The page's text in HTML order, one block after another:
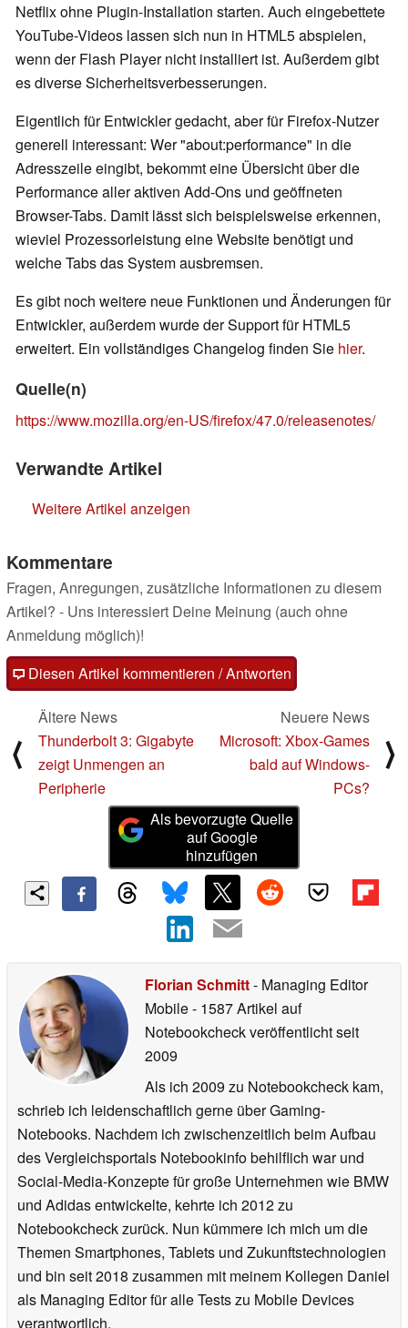
Netflix ohne Plugin-Installation starten. Auch eingebettete
YouTube-Videos lassen sich nun in HTML5 abspielen,
wenn der Flash Player nicht installiert ist. Außerdem gibt
es diverse Sicherheitsverbesserungen.
Eigentlich für Entwickler gedacht, aber für Firefox-Nutzer
generell interessant: Wer "about:performance" in die
Adresszeile eingibt, bekommt eine Übersicht über die
Performance aller aktiven Add-Ons und geöffneten
Browser-Tabs. Damit lässt sich beispielsweise erkennen,
wieviel Prozessorleistung eine Website benötigt und
welche Tabs das System ausbremsen.
Es gibt noch weitere neue Funktionen und Änderungen für
Entwickler, außerdem wurde der Support für HTML5
erweitert. Ein vollständiges Changelog finden Sie hier.
Quelle(n)
https://www.mozilla.org/en-US/firefox/47.0/releasenotes/
Verwandte Artikel
Weitere Artikel anzeigen
Kommentare
Fragen, Anregungen, zusätzliche Informationen zu diesem
Artikel? - Uns interessiert Deine Meinung (auch ohne
Anmeldung möglich)!
Diesen Artikel kommentieren / Antworten
⟨
Ältere News
Thunderbolt 3: Gigabyte
zeigt Unmengen an
Peripherie
Neuere News
Microsoft: Xbox-Games
bald auf Windows-
PCs?
⟩
Als bevorzugte Quelle
auf Google
hinzufügen
Florian Schmitt- Managing Editor
Mobile- 1587 Artikel auf
Notebookcheck veröffentlichtseit
2009
Als ich 2009 zu Notebookcheck kam,
schrieb ich leidenschaftlich gerne über Gaming-
Notebooks. Nachdem ich zwischenzeitlich beim Aufbau
des Vergleichsportals Notebookinfo behilflich war und
Social-Media-Konzepte für große Unternehmen wie BMW
und Adidas entwickelte, kehrte ich 2012 zu
Notebookcheck zurück. Nun kümmere ich mich um die
Themen Smartphones, Tablets und Zukunftstechnologien
und bin seit 2018 zusammen mit meinem Kollegen Daniel
als Managing Editor für alle Tests zu Mobile Devices
verantwortlich.